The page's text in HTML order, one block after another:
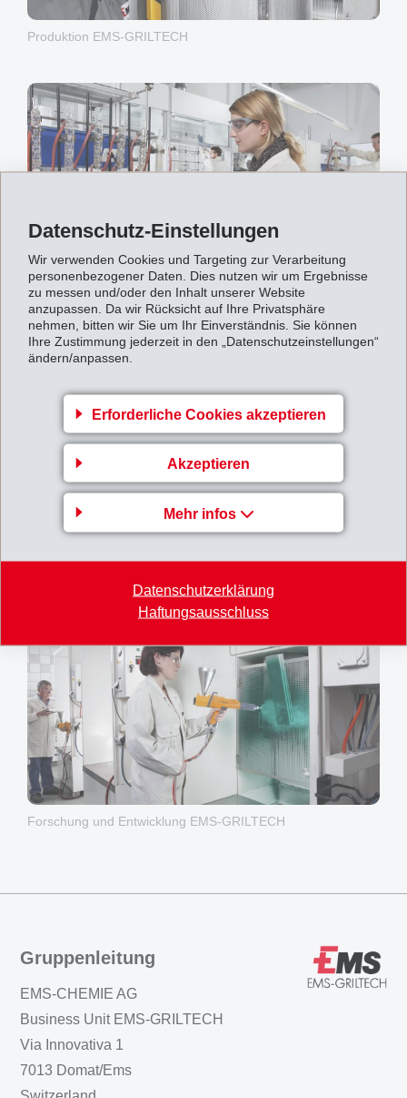
Datenschutz-Einstellungen
Wir verwenden Cookies und Targeting zur Verarbeitung
personenbezogener Daten. Dies nutzen wir um Ergebnisse
zu messen und/oder den Inhalt unserer Website
anzupassen. Da wir Rücksicht auf Ihre Privatsphäre
nehmen, bitten wir Sie um Ihr Einverständnis. Sie können
Ihre Zustimmung jederzeit in den „Datenschutzeinstellungen“
ändern/anpassen.
Erforderliche Cookies akzeptieren
Akzeptieren
Mehr infos
Datenschutzerklärung
Haftungsausschluss
Produktion EMS-GRILTECH
Forschung und Entwicklung EMS-GRILTECH
Forschung und Entwicklung EMS-GRILTECH
Forschung und Entwicklung EMS-GRILTECH
Gruppenleitung
EMS-CHEMIE AG
Business Unit EMS-GRILTECH
Via Innovativa 1
7013 Domat/Ems